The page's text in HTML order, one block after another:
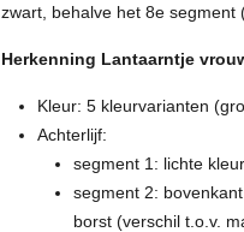
zwart, behalve het 8e segment
Herkenning Lantaarntje
Kleur: 5 kleurvarianten
Achterlijf:
segment 1: lichte
segment 2:
borst (verschil t.o.v.